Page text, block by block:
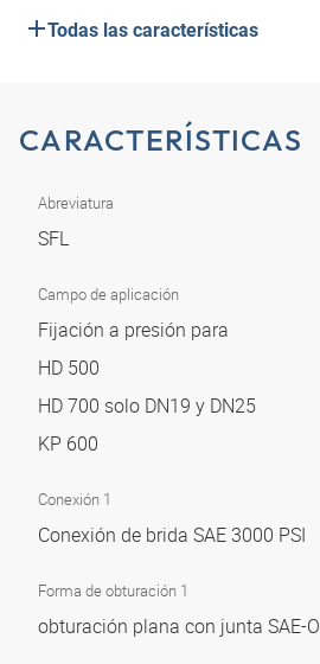
Todas las características
CARACTERÍSTICAS
Abreviatura
SFL
Campo de aplicación
Fijación a presión para
HD 500
HD 700 solo DN19 y DN25
KP 600
Conexión 1
Conexión de brida SAE 3000 PSI
Forma de obturación 1
obturación plana con junta SAE-O